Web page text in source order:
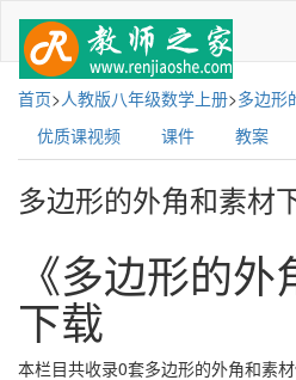
首页>人教版八年级数学上册>多边形
优质课视频
课件 教案
多边形的外角和素材
《多边形的
下载
本栏目共收录0套多边形的外角和素